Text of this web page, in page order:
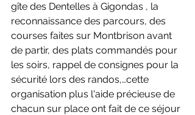
gîte des Dentelles à Gigondas , la
reconnaissance des parcours, des
courses faites sur Montbrison avant
de partir, des plats commandés pour
les soirs, rappel de consignes pour la
sécurité lors des randos,…cette
organisation plus l'aide précieuse de
chacun sur place ont fait de ce séjour